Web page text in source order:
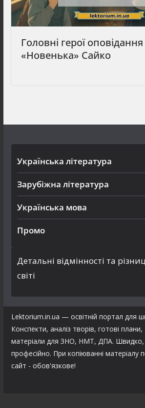
Головні герої оповідання
«Новенька» Сайко
Українська література
Зарубіжна література
Українська мова
Промо
Детальні відмінності та
світі
Lektorium.in.ua — освітній портал для
Конспекти, аналіз творів, готові плани,
матеріали для ЗНО, НМТ, ДПА. Швидко,
професійно. При копіюванні матеріалу
сайт - обов'язкове!